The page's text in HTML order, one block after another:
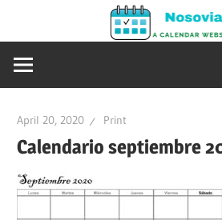
content
2020
2021
April 20, 2020 Print
Calendario septiembre